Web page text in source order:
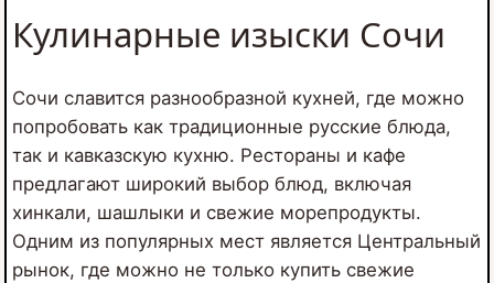
Кулинарные изыски Сочи
Сочи славится разнообразной кухней, где можно
попробовать как традиционные русские блюда,
так и кавказскую кухню. Рестораны и кафе
предлагают широкий выбор блюд, включая
хинкали, шашлыки и свежие морепродукты.
Одним из популярных мест является Центральный
рынок, где можно не только купить свежие